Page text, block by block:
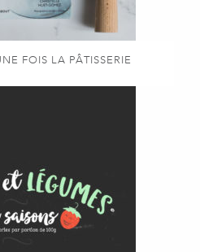
FOIS LA PÂTISSERIE